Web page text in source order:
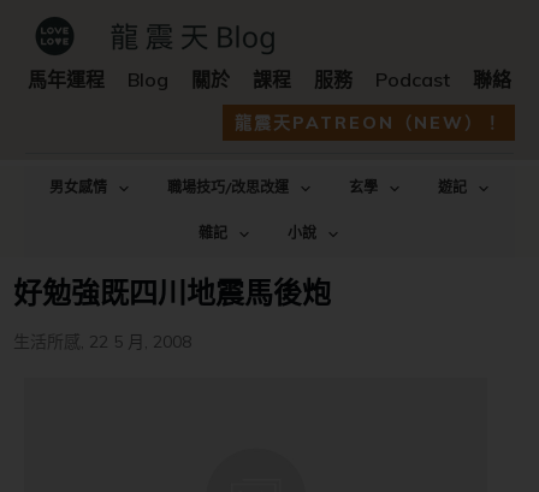
馬年運程 Blog 關於 課程 服務 Podcast 聯絡
龍震天PATREON（NEW）！
男女感情 職場技巧/改思改運 玄學
遊記
雜記
小說
好勉強既四川地震馬後炮
生活所感 , 22 5 月, 2008